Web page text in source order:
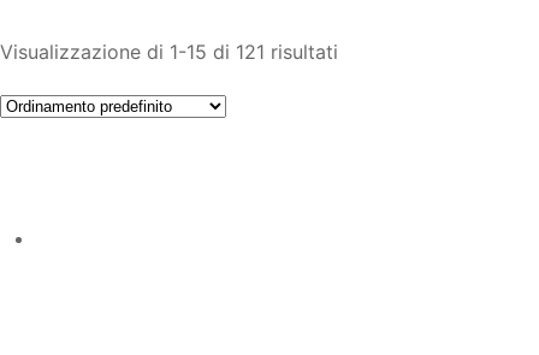
Visualizzazione di 1-15 di 121 risultati